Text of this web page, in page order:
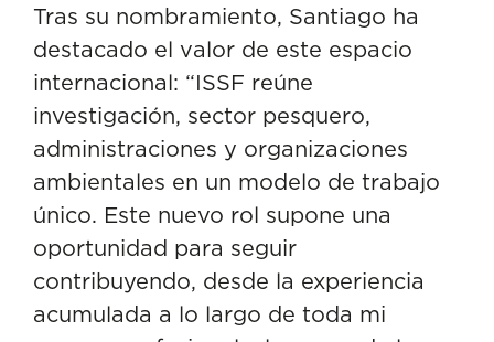
Tras su nombramiento, Santiago ha
destacado el valor de este espacio
internacional: “ISSF reúne
investigación, sector pesquero,
administraciones y organizaciones
ambientales en un modelo de trabajo
único. Este nuevo rol supone una
oportunidad para seguir
contribuyendo, desde la experiencia
acumulada a lo largo de toda mi